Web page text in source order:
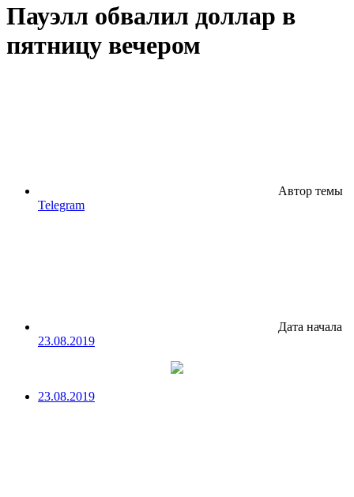
Пауэлл обвалил доллар в
пятницу вечером
Автор темы
Telegram
Дата начала
23.08.2019
23.08.2019